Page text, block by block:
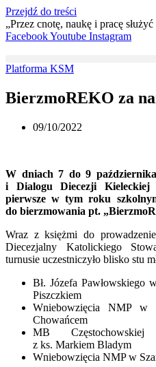
Przejdź do treści
„Przez cnotę, naukę i pracę
FacebookYoutube Instagram
Platforma KSM
BierzmoREKO za
09/10/2022
W dniach 7 do 9
i Dialogu Diecezji Kieleckiej
pierwsze w tym roku
do bierzmowania pt.
Wraz z księżmi do
Diecezjalny Katolickiego
turnusie uczestniczyło blisko stu
Bł. Józefa Pawłowskiego
Piszczkiem
Wniebowzięcia NMP w
Chowańcem
MB Częstochowskiej
z ks. Markiem Bladym
Wniebowzięcia NMP w